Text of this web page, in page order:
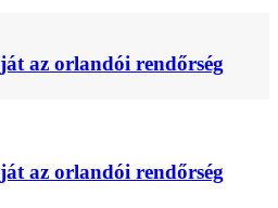
az orlandói rendőrség
az orlandói rendőrség